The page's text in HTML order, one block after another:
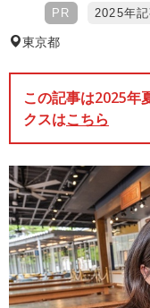
PR 2025年
東京都
この記事は2025年
クスはこちら